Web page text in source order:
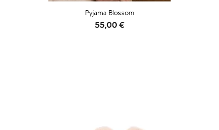
Pyjama Blossom
Prix
55,00 €